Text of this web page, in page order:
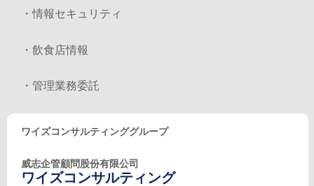
・情報セキュリティ
・飲食店情報
・管理業務委託
ワイズコンサルティンググループ
威志企管顧問股份有限公司
ワイズコンサルティング